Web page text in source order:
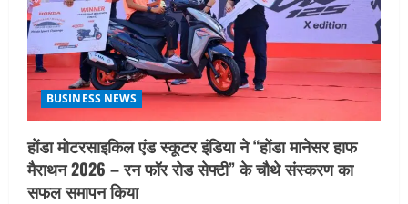
t
i
o
n
BUSINESS NEWS
होंडा मोटरसाइकिल एंड स्कूटर इंडिया ने “होंडा मानेसर हाफ
मैराथन 2026 – रन फॉर रोड सेफ्टी” के चौथे संस्करण का
सफल समापन किया